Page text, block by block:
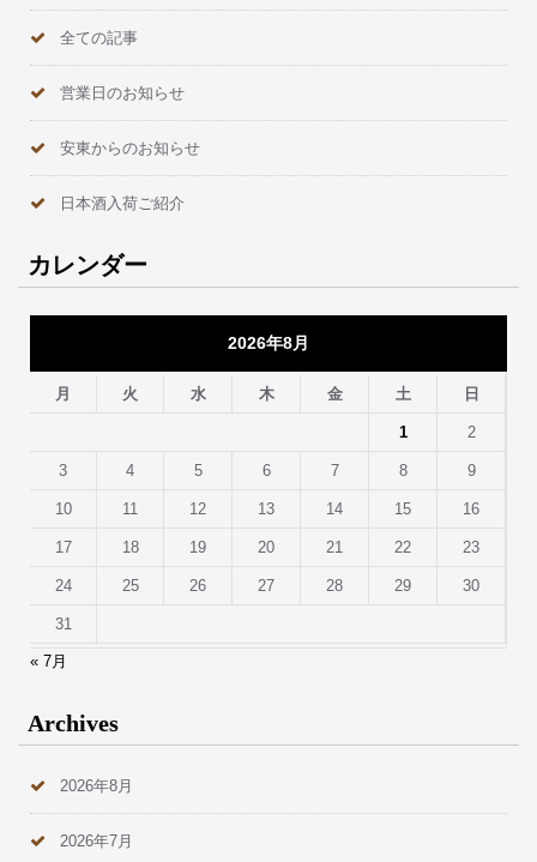
全ての記事
営業日のお知らせ
安東からのお知らせ
日本酒入荷ご紹介
カレンダー
2026年8月
月 火 水 木 金 土 日
1 2
3 4 5 6 7 8 9
10 11 12 13 14 15 16
17 18 19 20 21 22 23
24 25 26 27 28 29 30
31
« 7月
Archives
2026年8月
2026年7月